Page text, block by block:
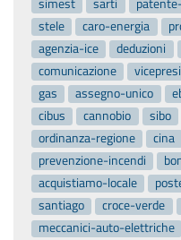
stele
caro-energia
agenzia-ice
deduzioni
comunicazione
gas
assegno-unico
cibus
cannobio sibo
ordinanza-regione
cina
prevenzione-incendi
acquistiamo-locale
santiago
croce-verde
meccanici-auto-elettriche